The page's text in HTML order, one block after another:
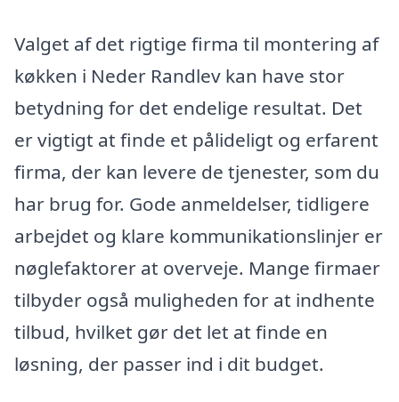
Valget af det rigtige firma til montering af
køkken i Neder Randlev kan have stor
betydning for det endelige resultat. Det
er vigtigt at finde et pålideligt og erfarent
firma, der kan levere de tjenester, som du
har brug for. Gode anmeldelser, tidligere
arbejdet og klare kommunikationslinjer er
nøglefaktorer at overveje. Mange firmaer
tilbyder også muligheden for at indhente
tilbud, hvilket gør det let at finde en
løsning, der passer ind i dit budget.